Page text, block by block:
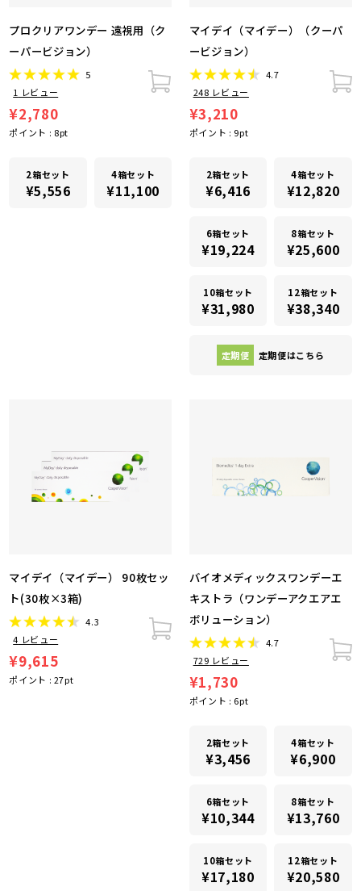
プロクリアワンデー 遠視用（ク
ーパービジョン）
5
1 レビュー
¥2,780
ポイント : 8pt
2箱セット
¥5,556
4箱セット
¥11,100
マイデイ（マイデー）（クーパ
ービジョン）
4.7
248 レビュー
¥3,210
ポイント : 9pt
2箱セット
¥6,416
4箱セット
¥12,820
6箱セット
¥19,224
8箱セット
¥25,600
10箱セット
¥31,980
12箱セット
¥38,340
定期便 定期便はこちら
マイデイ（マイデー） 90枚セッ
ト(30枚×3箱)
4.3
4 レビュー
¥9,615
ポイント : 27pt
バイオメディックスワンデーエ
キストラ（ワンデーアクエアエ
ボリューション）
4.7
729 レビュー
¥1,730
ポイント : 6pt
2箱セット
¥3,456
4箱セット
¥6,900
6箱セット
¥10,344
8箱セット
¥13,760
10箱セット
¥17,180
12箱セット
¥20,580